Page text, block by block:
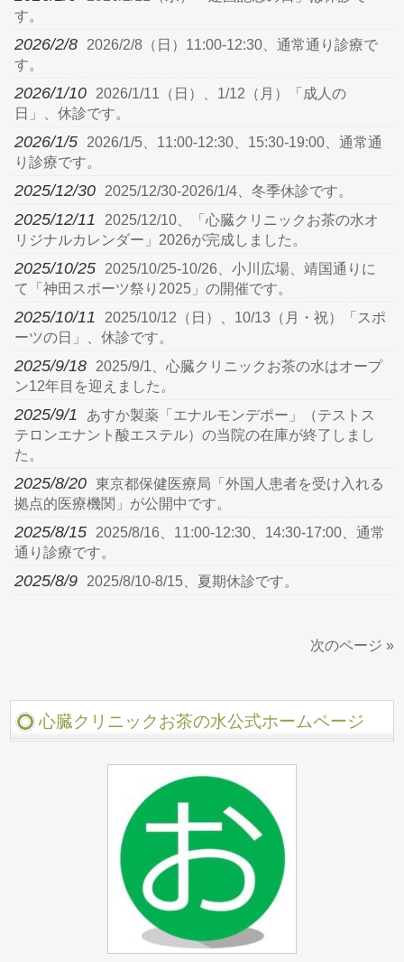
す。
2026/2/8
2026/2/8（日）11:00-12:30、通常通り診療で
す。
2026/1/10
2026/1/11（日）、1/12（月）「成人の
日」、休診です。
2026/1/5
2026/1/5、11:00-12:30、15:30-19:00、通常通
り診療です。
2025/12/30 2025/12/30-2026/1/4、冬季休診です。
2025/12/11
2025/12/10、「心臓クリニックお茶の水オ
リジナルカレンダー」2026が完成しました。
2025/10/25
2025/10/25-10/26、小川広場、靖国通りに
て「神田スポーツ祭り2025」の開催です。
2025/10/11
2025/10/12（日）、10/13（月・祝）「スポ
ーツの日」、休診です。
2025/9/18
2025/9/1、心臓クリニックお茶の水はオープ
ン12年目を迎えました。
2025/9/1
あすか製薬「エナルモンデポー」（テストス
テロンエナント酸エステル）の当院の在庫が終了しまし
た。
2025/8/20
東京都保健医療局「外国人患者を受け入れる
拠点的医療機関」が公開中です。
2025/8/15
2025/8/16、11:00-12:30、14:30-17:00、通常
通り診療です。
2025/8/9 2025/8/10-8/15、夏期休診です。
次のページ »
心臓クリニックお茶の水公式ホームページ